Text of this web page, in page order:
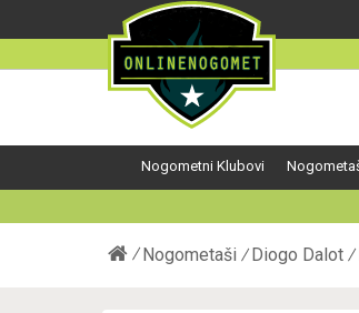
Nogometni Klubovi
Nogometaši Diogo Dalot